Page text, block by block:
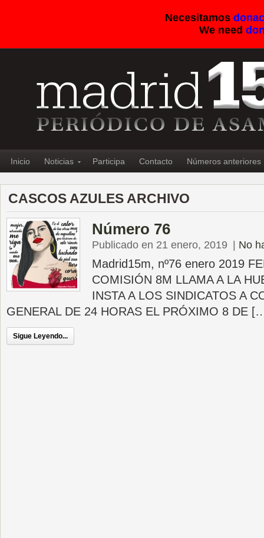
Necesitamos
We need
Inicio Noticias Participa Contacto Números anteriores
CASCOS AZULES ARCHIVO
Número 76
Publicado en 21 enero, 2019 No
Madrid15m, nº76 enero 2019
COMISIÓN 8M LLAMA A LA
INSTA A LOS SINDICATOS A
GENERAL DE 24 HORAS EL PRÓXIMO 8 DE
Sigue Leyendo...